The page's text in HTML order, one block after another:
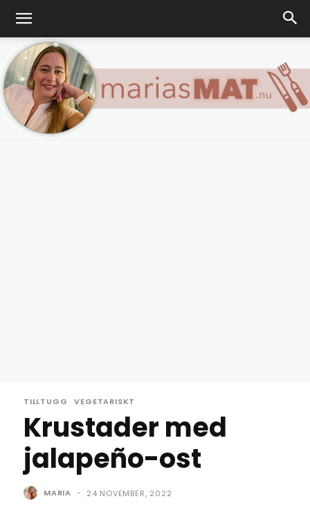
TILLTUGG VEGETARISKT
Krustader med
jalapeño-ost
MARIA - 24 NOVEMBER, 2022